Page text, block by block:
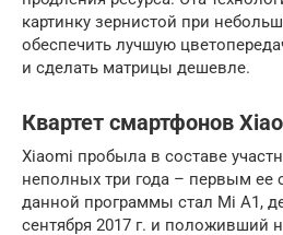
картинку зернистой при
обеспечить лучшую
и сделать матрицы дешевле.
Квартет смартфонов
Xiaomi пробыла в составе
неполных три года – первым ее
данной программы стал Mi A1,
сентября 2017 г. и положивший